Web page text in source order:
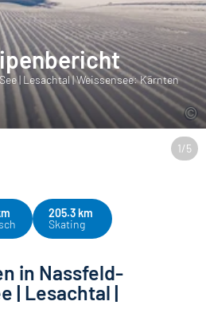
1/5
| Lesachtal | Weissensee: Kärnten
205.3 km
Skating
in Nassfeld-
| Lesachtal |